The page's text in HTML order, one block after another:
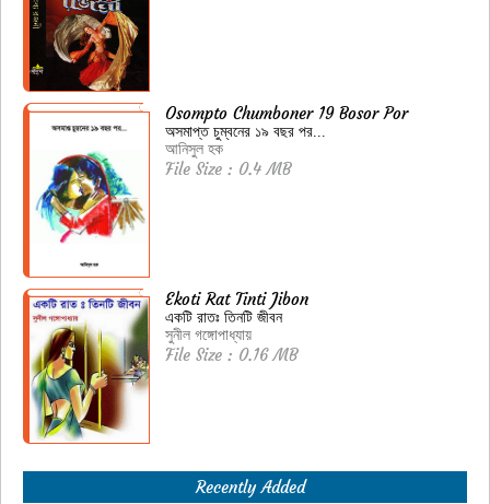
Osompto Chumboner 19 Bosor Por
অসমাপ্ত চুম্বনের ১৯ বছর পর...
আনিসুল হক
File Size : 0.4 MB
Ekoti Rat Tinti Jibon
একটি রাতঃ তিনটি জীবন
সুনীল গঙ্গোপাধ্যায়
File Size : 0.16 MB
Recently Added